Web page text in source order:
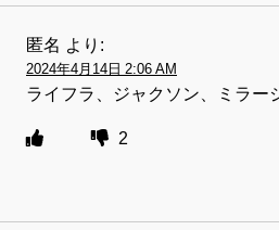
匿名 より:
2024年4月14日 2:06 AM
ライフラ、ジャクソン、ミラー
2